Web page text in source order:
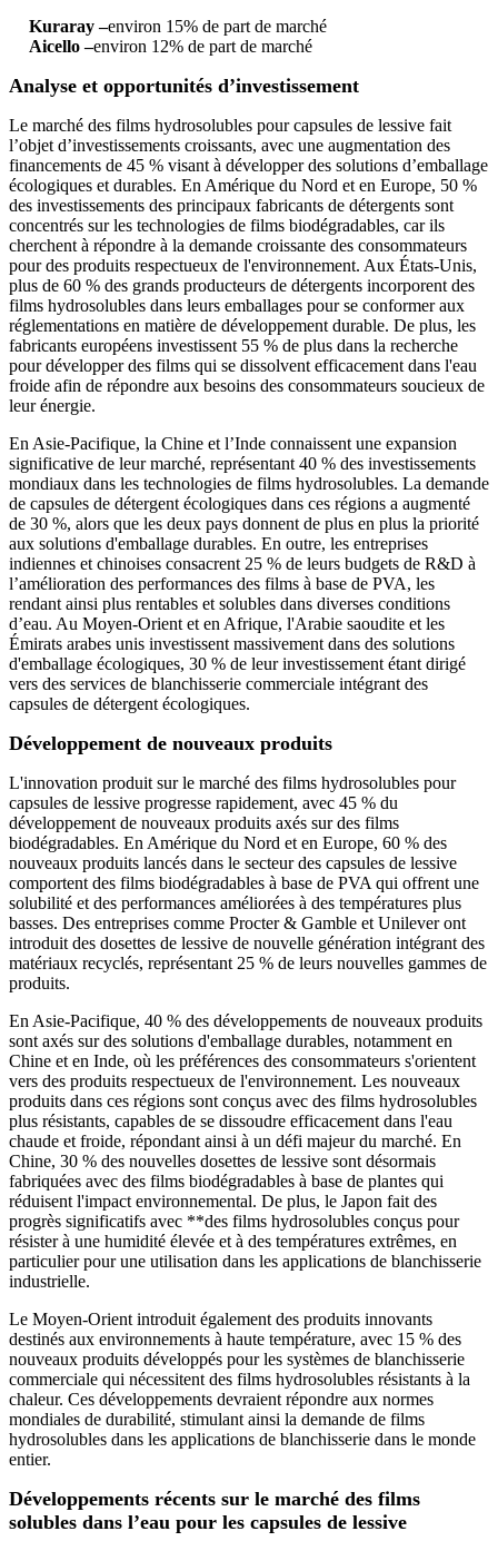
Kuraray –environ 15% de part de marché
Aicello –environ 12% de part de marché
Analyse et opportunités d’investissement
Le marché des films hydrosolubles pour capsules de lessive fait
l’objet d’investissements croissants, avec une augmentation des
financements de 45 % visant à développer des solutions d’emballage
écologiques et durables. En Amérique du Nord et en Europe, 50 %
des investissements des principaux fabricants de détergents sont
concentrés sur les technologies de films biodégradables, car ils
cherchent à répondre à la demande croissante des consommateurs
pour des produits respectueux de l'environnement. Aux États-Unis,
plus de 60 % des grands producteurs de détergents incorporent des
films hydrosolubles dans leurs emballages pour se conformer aux
réglementations en matière de développement durable. De plus, les
fabricants européens investissent 55 % de plus dans la recherche
pour développer des films qui se dissolvent efficacement dans l'eau
froide afin de répondre aux besoins des consommateurs soucieux de
leur énergie.
En Asie-Pacifique, la Chine et l’Inde connaissent une expansion
significative de leur marché, représentant 40 % des investissements
mondiaux dans les technologies de films hydrosolubles. La demande
de capsules de détergent écologiques dans ces régions a augmenté
de 30 %, alors que les deux pays donnent de plus en plus la priorité
aux solutions d'emballage durables. En outre, les entreprises
indiennes et chinoises consacrent 25 % de leurs budgets de R&D à
l’amélioration des performances des films à base de PVA, les
rendant ainsi plus rentables et solubles dans diverses conditions
d’eau. Au Moyen-Orient et en Afrique, l'Arabie saoudite et les
Émirats arabes unis investissent massivement dans des solutions
d'emballage écologiques, 30 % de leur investissement étant dirigé
vers des services de blanchisserie commerciale intégrant des
capsules de détergent écologiques.
Développement de nouveaux produits
L'innovation produit sur le marché des films hydrosolubles pour
capsules de lessive progresse rapidement, avec 45 % du
développement de nouveaux produits axés sur des films
biodégradables. En Amérique du Nord et en Europe, 60 % des
nouveaux produits lancés dans le secteur des capsules de lessive
comportent des films biodégradables à base de PVA qui offrent une
solubilité et des performances améliorées à des températures plus
basses. Des entreprises comme Procter & Gamble et Unilever ont
introduit des dosettes de lessive de nouvelle génération intégrant des
matériaux recyclés, représentant 25 % de leurs nouvelles gammes de
produits.
En Asie-Pacifique, 40 % des développements de nouveaux produits
sont axés sur des solutions d'emballage durables, notamment en
Chine et en Inde, où les préférences des consommateurs s'orientent
vers des produits respectueux de l'environnement. Les nouveaux
produits dans ces régions sont conçus avec des films hydrosolubles
plus résistants, capables de se dissoudre efficacement dans l'eau
chaude et froide, répondant ainsi à un défi majeur du marché. En
Chine, 30 % des nouvelles dosettes de lessive sont désormais
fabriquées avec des films biodégradables à base de plantes qui
réduisent l'impact environnemental. De plus, le Japon fait des
progrès significatifs avec **des films hydrosolubles conçus pour
résister à une humidité élevée et à des températures extrêmes, en
particulier pour une utilisation dans les applications de blanchisserie
industrielle.
Le Moyen-Orient introduit également des produits innovants
destinés aux environnements à haute température, avec 15 % des
nouveaux produits développés pour les systèmes de blanchisserie
commerciale qui nécessitent des films hydrosolubles résistants à la
chaleur. Ces développements devraient répondre aux normes
mondiales de durabilité, stimulant ainsi la demande de films
hydrosolubles dans les applications de blanchisserie dans le monde
entier.
Développements récents sur le marché des films
solubles dans l’eau pour les capsules de lessive